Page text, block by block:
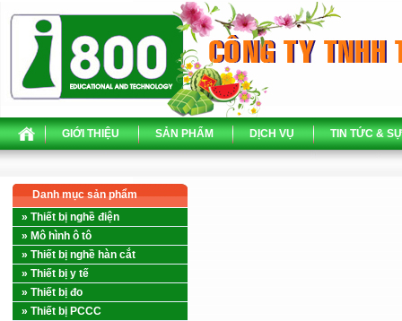
GIỚI THIỆU SẢN PHẨM DỊCH VỤ TIN TỨC &
Danh mục sản phẩm
» Thiết bị nghề điện
» Mô hình ô tô
» Thiết bị nghề hàn cắt
» Thiết bị y tế
» Thiết bị đo
» Thiết bị PCCC